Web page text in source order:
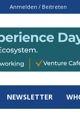
Anmelden / Beitreten
NEWSLETTER